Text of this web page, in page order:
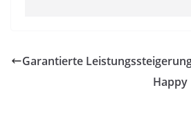
Garantierte
Happy